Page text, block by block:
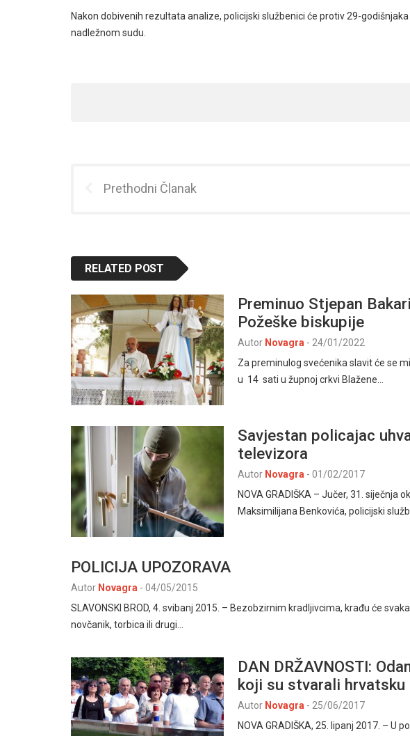
Nakon dobivenih rezultata analize, policijski službenici će protiv 29-
nadležnom sudu.
Prethodni Članak
RELATED POST
Preminuo Stjepan
Požeške biskupije
Autor Novagra - 24/01/2022
Za preminulog svećenika slavit će se
u 14 sati u župnoj crkvi Blažene…
Savjestan policajac
televizora
Autor Novagra - 01/02/2017
NOVA GRADIŠKA – Jučer, 31. siječnja
Maksimilijana Benkovića, policijski
POLICIJA UPOZORAVA
Autor Novagra - 04/05/2015
SLAVONSKI BROD, 4. svibanj 2015. – Bezobzirnim kradljivcima, krađu će
novčanik, torbica ili drugi…
DAN DRŽAVNOSTI:
koji su stvarali hrvatsku
Autor Novagra - 25/06/2017
NOVA GRADIŠKA, 25. lipanj 2017. – U